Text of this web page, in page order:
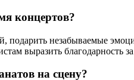
концертов?
подарить незабываемые
выразить благодарность
на сцену?